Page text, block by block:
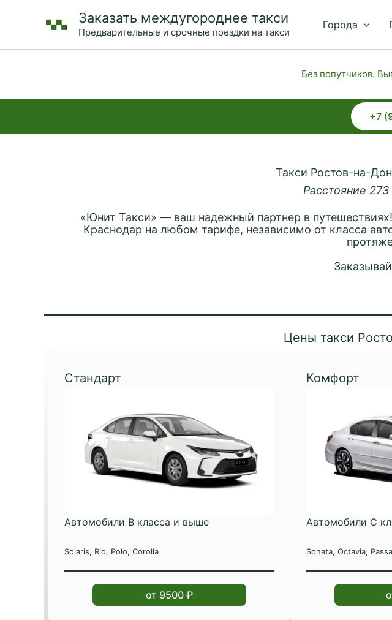
Заказать междугороднее такси
Предварительные и срочные поездки на такси
Города
Без попутчиков.
+7
Такси Ростов-на-
Расстояние
«Юнит Такси» — ваш надежный партнер в
Краснодар на любом тарифе, независимо от класса
Цены такси
Стандарт
Автомобили B класса и выше
Solaris, Rio, Polo, Corolla
от 9500 ₽
Комфорт
Автомобили С
Sonata, Octavia,